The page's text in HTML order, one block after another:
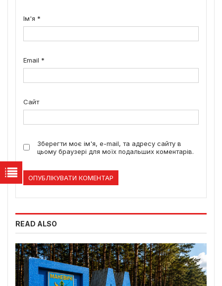
Ім'я *
Email *
Сайт
Зберегти моє ім'я, e-mail, та адресу сайту в
цьому браузері для моїх подальших коментарів.
READ ALSO